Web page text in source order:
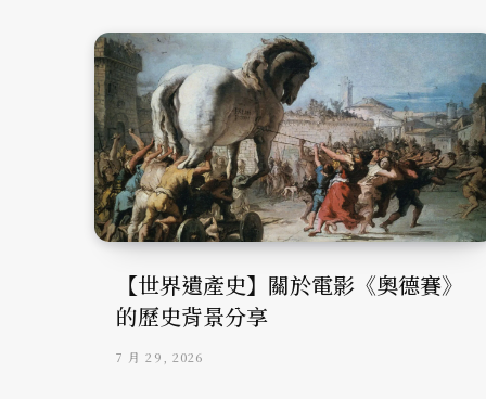
【世界遺產史】關於電影《奧德賽》
的歷史背景分享
7 月 29, 2026